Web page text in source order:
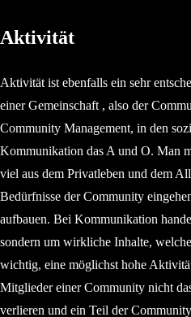
Aktivität
Aktivität ist ebenfalls ein sehr
einer Gemeinschaft , also der
Community Management, in den
Kommunikation das A und O. Man
viel aus dem Privatleben und dem
Bedürfnisse der Community
aufbauen. Bei Kommunikation
sondern um wirkliche Inhalte,
wichtig, eine möglichst hohe
Mitglieder einer Community nicht
verlieren und ein Teil der